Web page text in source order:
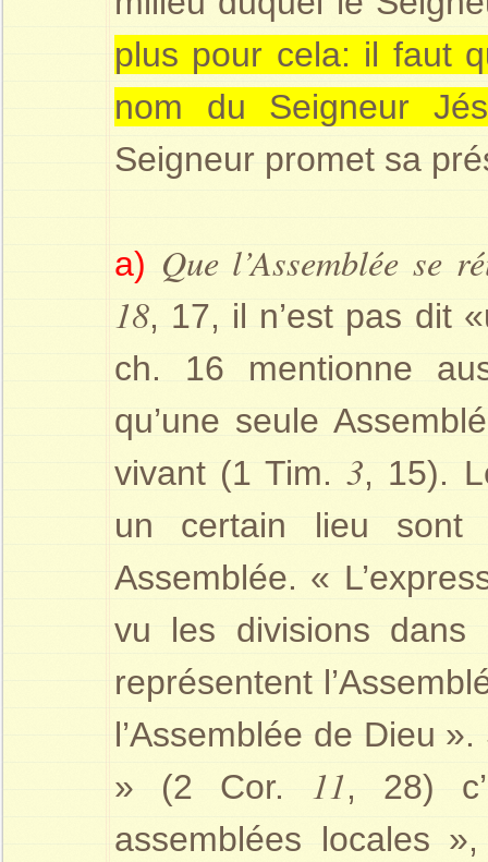
plus pour cela: il faut
nom du Seigneur
Seigneur promet sa
a) Que l’Assemblée se
18, 17, il n’est pas dit
ch. 16 mentionne
qu’une seule
vivant (1 Tim.3, 15).
un certain lieu sont
Assemblée. «
vu les divisions dans
représentent
l’Assemblée de Dieu
» (2 Cor.
11, 28)
assemblées locales